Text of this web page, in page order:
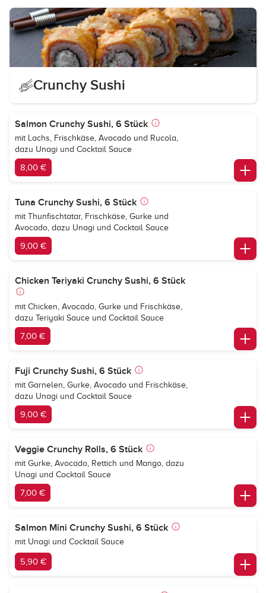
Crunchy Sushi
Salmon Crunchy Sushi, 6 Stück
mit Lachs, Frischkäse, Avocado und Rucola,
dazu Unagi und Cocktail Sauce
8,00 €
Tuna Crunchy Sushi, 6 Stück
mit Thunfischtatar, Frischkäse, Gurke und
Avocado, dazu Unagi und Cocktail Sauce
9,00 €
Chicken Teriyaki Crunchy Sushi, 6 Stück
mit Chicken, Avocado, Gurke und Frischkäse,
dazu Teriyaki Sauce und Cocktail Sauce
7,00 €
Fuji Crunchy Sushi, 6 Stück
mit Garnelen, Gurke, Avocado und Frischkäse,
dazu Unagi und Cocktail Sauce
9,00 €
Veggie Crunchy Rolls, 6 Stück
mit Gurke, Avocado, Rettich und Mango, dazu
Unagi und Cocktail Sauce
7,00 €
Salmon Mini Crunchy Sushi, 6 Stück
mit Unagi und Cocktail Sauce
5,90 €